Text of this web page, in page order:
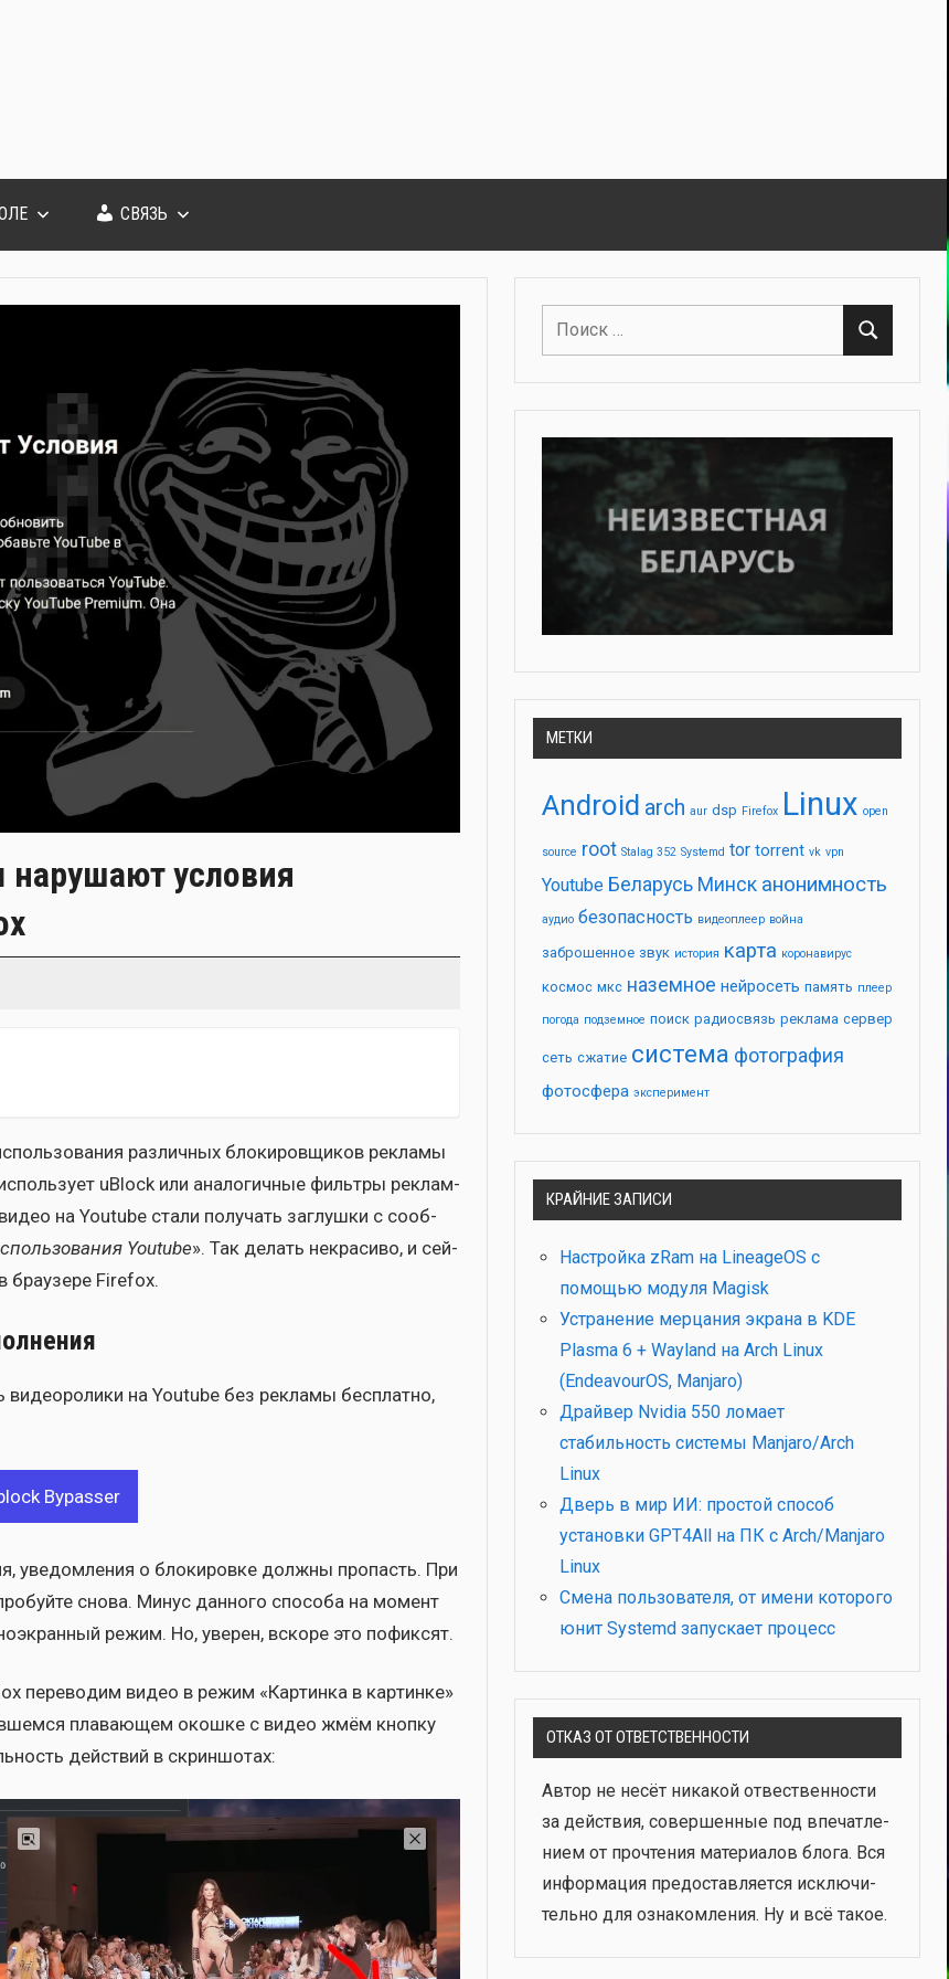
СВЯЗЬ
условия
раз­лич­ных бло­ки­ров­щи­ков рекла­мы
uBlock или ана­ло­гич­ные филь­тры реклам­
на Youtube ста­ли полу­чать заглуш­ки с сооб­
Youtube». Так делать некра­си­во, и сей­
бра­у­зе­ре Firefox.
на Youtube без рекла­мы бес­плат­но,
Bypasser
уве­дом­ле­ния о бло­ки­ров­ке долж­ны про­пасть. При
сно­ва. Минус дан­но­го спо­со­ба на момент
режим. Но, уве­рен, вско­ре это пофик­сят.
пере­во­дим видео в режим «Кар­тин­ка в кар­тин­ке»
пла­ва­ю­щем окош­ке с видео жмём кноп­ку
дей­ствий в скрин­шо­тах:
Поиск
Поиск
МЕТКИ
Android arch aur dsp Firefox Linux open
source root Stalag 352 Systemd tor torrent vk vpn
Youtube Беларусь Минск анонимность
аудио безопасность видеоплеер война
заброшенное звук история карта коронавирус
космос мкс наземное нейросеть память плеер
погода подземное поиск радиосвязь реклама сервер
сеть сжатие система фотография
фотосфера эксперимент
КРАЙНИЕ ЗАПИСИ
Настройка zRam на LineageOS с
помощью модуля Magisk
Устранение мерцания экрана в KDE
Plasma 6 + Wayland на Arch Linux
(EndeavourOS, Manjaro)
Драйвер Nvidia 550 ломает
стабильность системы Manjaro/Arch
Linux
Дверь в мир ИИ: простой способ
установки GPT4All на ПК с Arch/Manjaro
Linux
Смена пользователя, от имени которого
юнит Systemd запускает процесс
ОТКАЗ ОТ ОТВЕТСТВЕННОСТИ
Автор не несёт ника­кой отвест­вен­но­сти
за дей­ствия, совер­шен­ные под впе­чат­ле­
ни­ем от про­чте­ния мате­ри­а­лов бло­га. Вся
инфор­ма­ция предо­став­ля­ет­ся исклю­чи­
тель­но для озна­ком­ле­ния. Ну и всё такое.